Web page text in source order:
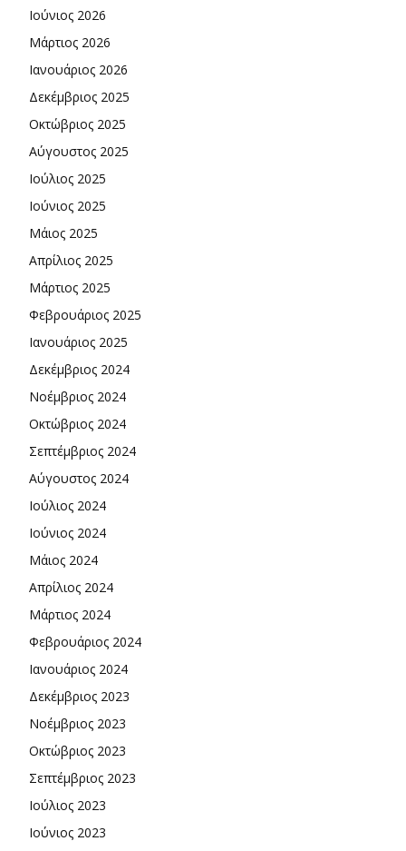
Ιούνιος 2026
Μάρτιος 2026
Ιανουάριος 2026
Δεκέμβριος 2025
Οκτώβριος 2025
Αύγουστος 2025
Ιούλιος 2025
Ιούνιος 2025
Μάιος 2025
Απρίλιος 2025
Μάρτιος 2025
Φεβρουάριος 2025
Ιανουάριος 2025
Δεκέμβριος 2024
Νοέμβριος 2024
Οκτώβριος 2024
Σεπτέμβριος 2024
Αύγουστος 2024
Ιούλιος 2024
Ιούνιος 2024
Μάιος 2024
Απρίλιος 2024
Μάρτιος 2024
Φεβρουάριος 2024
Ιανουάριος 2024
Δεκέμβριος 2023
Νοέμβριος 2023
Οκτώβριος 2023
Σεπτέμβριος 2023
Ιούλιος 2023
Ιούνιος 2023